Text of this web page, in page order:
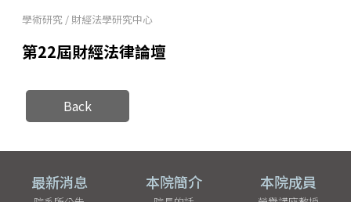
學術研究 / 財經法學研究中心
第22屆財經法律論壇
Back
最新消息 本院簡介 本院成員